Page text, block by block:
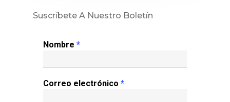
Suscríbete A Nuestro Boletín
Nombre *
Correo electrónico *
Sentencias